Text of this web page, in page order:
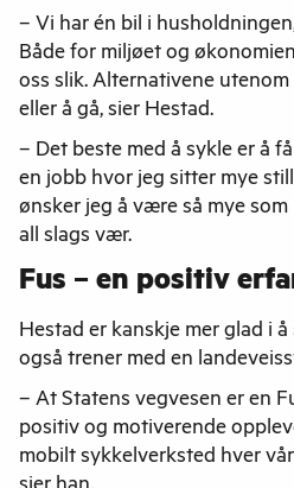
– Vi har én bil i
Både for miljøet og
oss slik. Alternativene
eller å gå, sier Hestad.
– Det beste med å sykle er å
en jobb hvor jeg sitter mye
ønsker jeg å være så mye
all slags vær.
Fus – en positiv
Hestad er kanskje mer glad i
også trener med en
– At Statens vegvesen er en
positiv og motiverende
mobilt sykkelverksted hver